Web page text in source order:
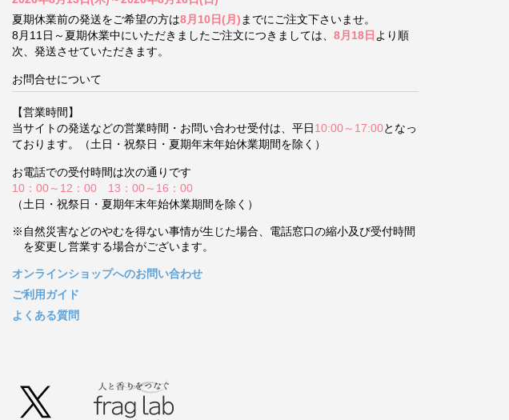
夏期休業前の発送をご希望の方は8月10日(月) までにご注文下さいませ。
8月11日～夏期休業中にいただきましたご注文につきましては、 8月18日 より順
次、発送させていただきます。
お問合せについて
【営業時間】
当サイトの発送などの営業時間・お問い合わせ受付は、平日10:00～17:00となっ
ております。（土日・祝祭日・夏期年末年始休業期間を除く）
お電話での受付時間は次の通りです
10：00～12：00 13：00～16：00
（土日・祝祭日・夏期年末年始休業期間を除く）
※自然災害などのやむを得ない事情が生じた場合、電話窓口の縮小及び受付時間
を変更し営業する場合がございます。
オンラインショップへのお問い合わせ
ご利用ガイド
よくある質問